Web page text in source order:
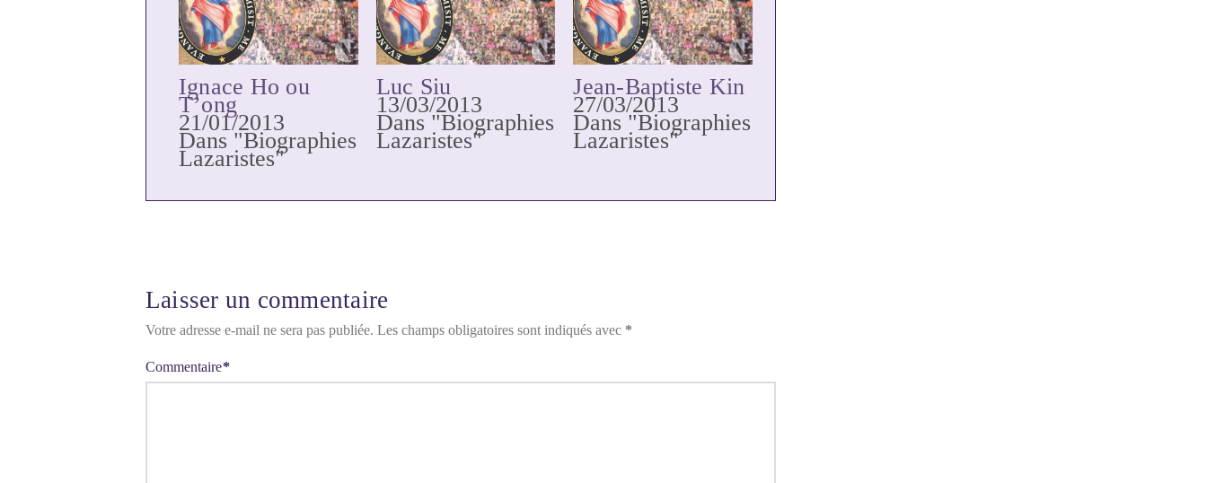
Ignace Ho ou
T’ong
21/01/2013
Dans "Biographies
Lazaristes"
Luc Siu
13/03/2013
Dans "Biographies
Lazaristes"
Jean-Baptiste Kin
27/03/2013
Dans "Biographies
Lazaristes"
Laisser un commentaire
Votre adresse e-mail ne sera pas publiée. Les champs obligatoires sont indiqués avec *
Commentaire*